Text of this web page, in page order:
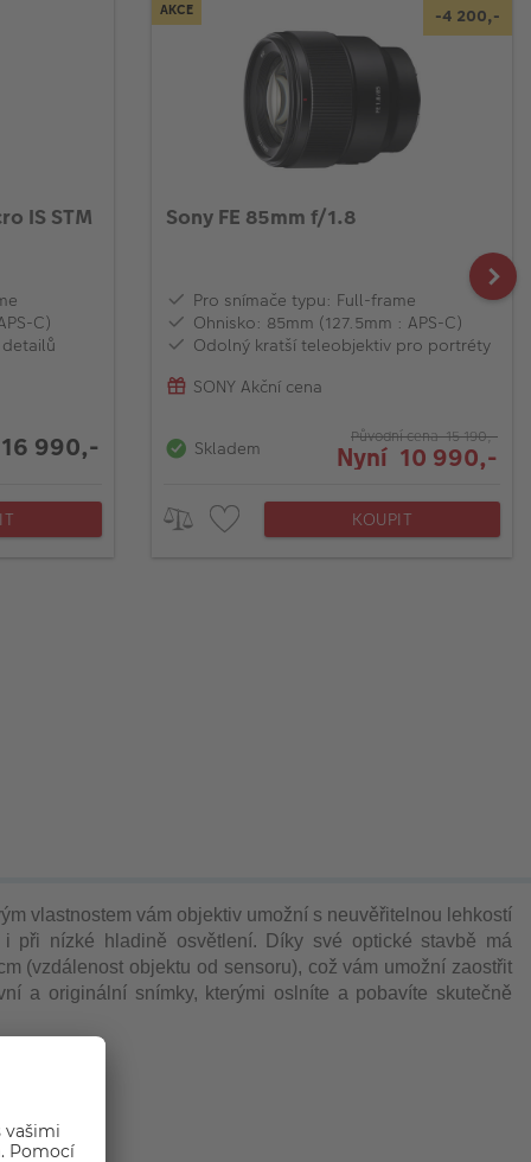
IS STM
C)
16 990,-
AKCE -4 200,-
Sony FE 85mm f/1.8
Pro snímače typu: Full-frame
Ohnisko: 85mm (127.5mm : APS-C)
Odolný kratší teleobjektiv pro portréty
SONY Akční cena
Skladem Původní cena 15 190,-
Nyní 10 990,-
KOUPIT
vlastnostem vám objektiv umožní s neuvěřitelnou lehkostí
při nízké hladině osvětlení. Díky své optické stavbě má
(vzdálenost objektu od sensoru), což vám umožní zaostřit
a originální snímky, kterými oslníte a pobavíte skutečně